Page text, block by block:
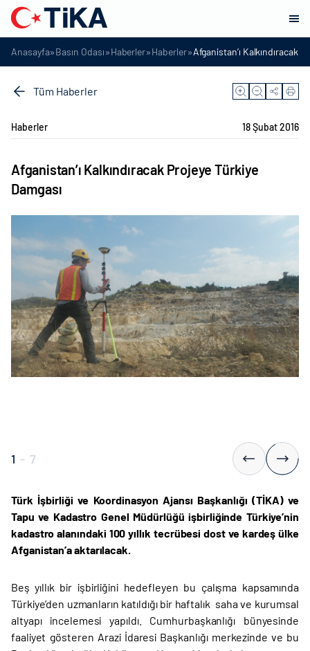
Anasayfa»Basın Odası»Haberler»Haberler»Afganistan’ı Kalkındıracak
Tüm Haberler
Haberler 18 Şubat 2016
Afganistan’ı Kalkındıracak Projeye Türkiye
Damgası
1 - 7
Türk İşbirliği ve Koordinasyon Ajansı Başkanlığı (TİKA) ve
Tapu ve Kadastro Genel Müdürlüğü işbirliğinde Türkiye’nin
kadastro alanındaki 100 yıllık tecrübesi dost ve kardeş ülke
Afganistan’a aktarılacak.
Beş yıllık bir işbirliğini hedefleyen bu çalışma kapsamında
Türkiye’den uzmanların katıldığı bir haftalık saha ve kurumsal
altyapı incelemesi yapıldı. Cumhurbaşkanlığı bünyesinde
faaliyet gösteren Arazi İdaresi Başkanlığı merkezinde ve bu